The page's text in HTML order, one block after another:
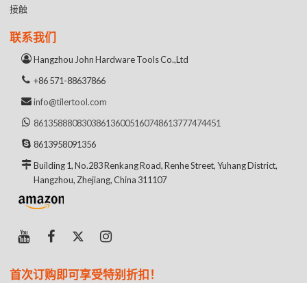
接触
联系我们
Hangzhou John Hardware Tools Co.,Ltd
+86 571-88637866
info@tilertool.com
861358880830386136005160748613777474451
8613958091356
Building 1, No.283 Renkang Road, Renhe Street, Yuhang District,
Hangzhou, Zhejiang, China 311107
首次订购即可享受特别折扣！